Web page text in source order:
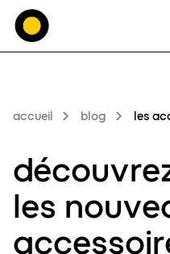
accueil blog les
les